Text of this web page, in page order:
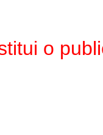
o